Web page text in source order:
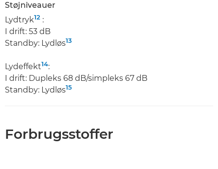
Støjniveauer
Lydtryk12 :
I drift: 53 dB
Standby: Lydløs13
Lydeffekt14:
I drift: Dupleks 68 dB/simpleks 67 dB
Standby: Lydløs15
Forbrugsstoffer